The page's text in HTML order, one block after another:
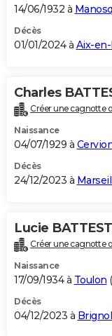
14/06/1932 à
Décès
01/01/2024 à Aix-
Charles
Créer une cagnotte
Naissance
04/07/1929 à
Décès
24/12/2023 à
Lucie
Créer une cagnotte
Naissance
17/09/1934 à Toulon (
Décès
04/12/2023 à